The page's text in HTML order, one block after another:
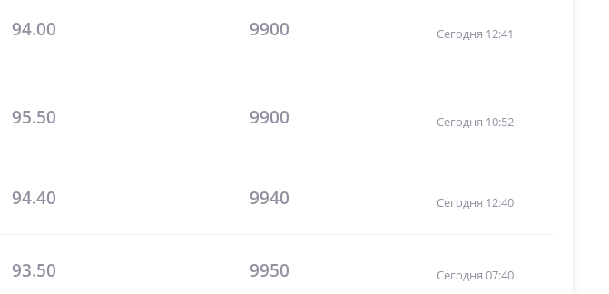
94.00 9900 Сегодня 12:41
95.50 9900 Сегодня 10:52
94.40 9940 Сегодня 12:40
93.50 9950 Сегодня 07:40